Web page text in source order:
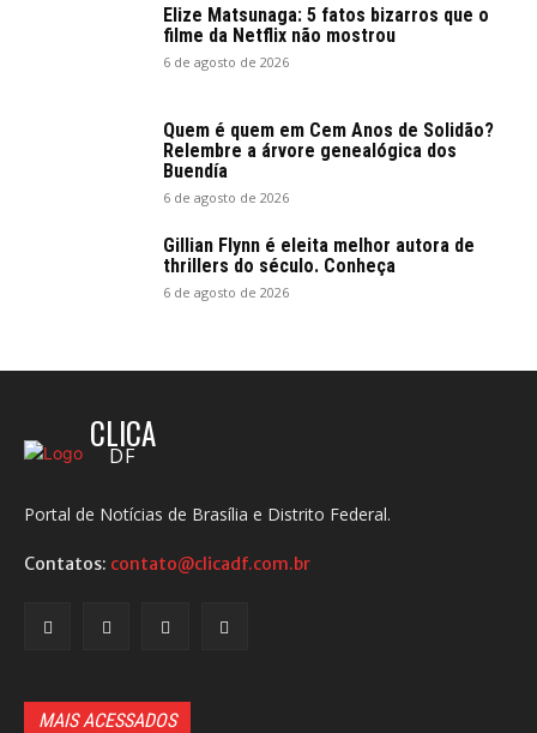
Elize Matsunaga: 5 fatos bizarros que o
filme da Netflix não mostrou
6 de agosto de 2026
Quem é quem em Cem Anos de Solidão?
Relembre a árvore genealógica dos
Buendía
6 de agosto de 2026
Gillian Flynn é eleita melhor autora de
thrillers do século. Conheça
6 de agosto de 2026
CLICA
DF
Portal de Notícias de Brasília e Distrito Federal.
Contatos: contato@clicadf.com.br
MAIS ACESSADOS